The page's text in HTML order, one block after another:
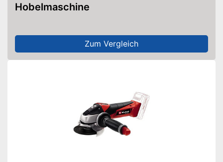
Hobelmaschine
Zum Vergleich